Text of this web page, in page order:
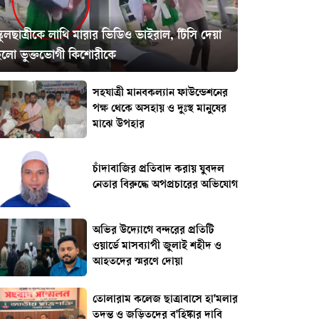
লাথি মারার ভিডিও ভাইরাল, টিসি দেয়া
ভুক্তভোগী কিশোরীকে
সহযাত্রী মানবকল্যান ফাউন্ডেশনের
পক্ষ থেকে অসহায় ও দুঃস্থ মানুষের
মাঝে উপহার
চাঁদাবাজির প্রতিবাদ করায় যুবদল
নেতার বিরুদ্ধে অপপ্রচারের অভিযোগ
অভির উদ্যোগে বন্দরের প্রতিটি
ওয়ার্ডে মাসব্যাপী জুলাই শহীদ ও
আহতদের স্মরণে দোয়া
তোলারাম কলেজ ছাত্রাবাসে হা'মলার
তদন্ত ও জড়িতদের ব'হিষ্কার দাবি